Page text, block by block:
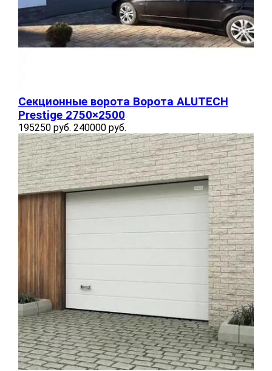
Секционные ворота Ворота ALUTECH
Prestige 2750×2500
195250 руб. 240000 руб.